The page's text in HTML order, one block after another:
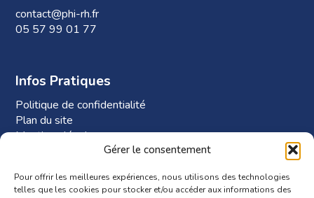
Gérer le consentement
Pour offrir les meilleures expériences, nous utilisons des technologies
telles que les cookies pour stocker et/ou accéder aux informations des
contact@phi-rh.fr
05 57 99 01 77
Infos Pratiques
Politique de confidentialité
Plan du site
Mentions légales
Plan d’accès à Phi-RH